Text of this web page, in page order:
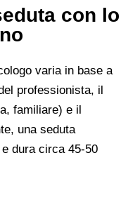
con lo
varia in base a
professionista, il
familiare) e il
una seduta
e dura circa 45-50